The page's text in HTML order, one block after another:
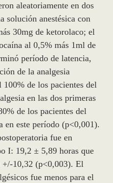
aleatoriamente en dos
solución anestésica con
30mg de ketorolaco; el
al 0,5% más 1ml de
período de latencia,
de la analgesia
de los pacientes del
en las dos primeras
de los pacientes del
en este período (p<0,001).
fue en
I: 19,2 ± 5,89 horas que
+/-10,32 (p<0,003). El
fue menos para el